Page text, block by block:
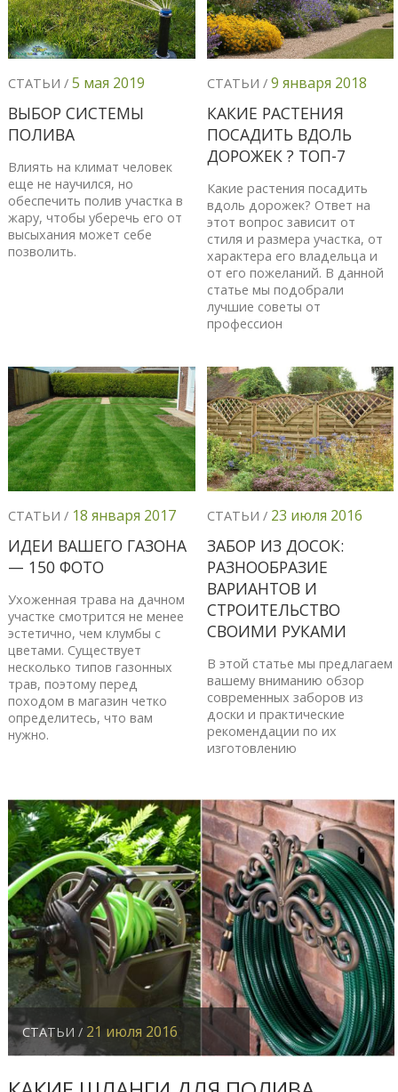
СТАТЬИ / 5 мая 2019
ВЫБОР СИСТЕМЫ
ПОЛИВА
Влиять на климат человек
еще не научился, но
обеспечить полив участка в
жару, чтобы уберечь его от
высыхания может себе
позволить.
СТАТЬИ / 9 января 2018
КАКИЕ РАСТЕНИЯ
ПОСАДИТЬ ВДОЛЬ
ДОРОЖЕК ? ТОП-7
Какие растения посадить
вдоль дорожек? Ответ на
этот вопрос зависит от
стиля и размера участка, от
характера его владельца и
от его пожеланий. В данной
статье мы подобрали
лучшие советы от
профессион
СТАТЬИ / 18 января 2017
ИДЕИ ВАШЕГО ГАЗОНА
— 150 ФОТО
Ухоженная трава на дачном
участке смотрится не менее
эстетично, чем клумбы с
цветами. Существует
несколько типов газонных
трав, поэтому перед
походом в магазин четко
определитесь, что вам
нужно.
СТАТЬИ / 23 июля 2016
ЗАБОР ИЗ ДОСОК:
РАЗНООБРАЗИЕ
ВАРИАНТОВ И
СТРОИТЕЛЬСТВО
СВОИМИ РУКАМИ
В этой статье мы предлагаем
вашему вниманию обзор
современных заборов из
доски и практические
рекомендации по их
изготовлению
СТАТЬИ / 21 июля 2016